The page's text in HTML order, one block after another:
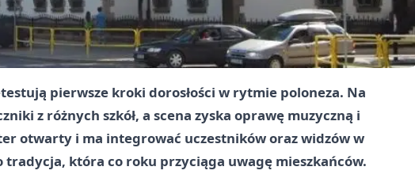
pierwsze kroki dorosłości w rytmie poloneza. Na
z różnych szkół, a scena zyska oprawę muzyczną i
otwarty i ma integrować uczestników oraz widzów w
tradycja, która co roku przyciąga uwagę mieszkańców.